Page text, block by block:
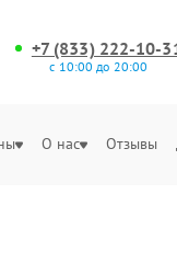
+7 (833) 222-10-
с 10:00 до 20:00
О нас Отзывы